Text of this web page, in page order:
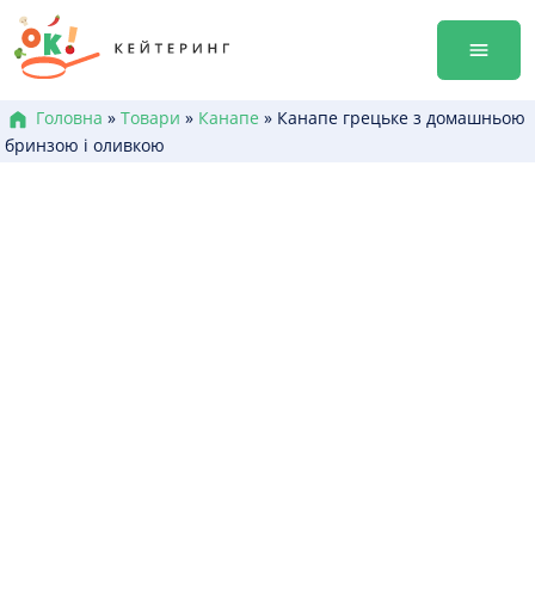
Перейти
до
змісту
Гала-
Меню
Головна » Товари » Канапе » Канапе грецьке з домашньою
бринзою і оливкою